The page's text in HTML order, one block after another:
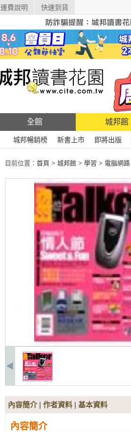
運費說明 快速到貨
全館 城邦館
城邦暢銷榜 新書上市 即將出版
目前位置： 首頁 > 城邦館 > 學習 > 電腦網路
內容簡介| 作者資料 | 基本資料
內容簡介